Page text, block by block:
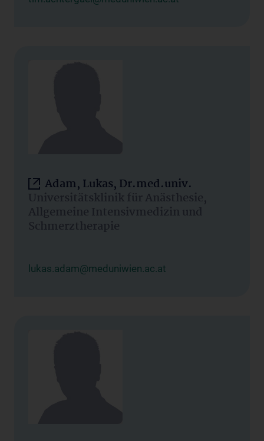
Adam, Lukas, Dr.med.univ.
Universitätsklinik für Anästhesie,
Allgemeine Intensivmedizin und
Schmerztherapie
lukas.adam@meduniwien.ac.at